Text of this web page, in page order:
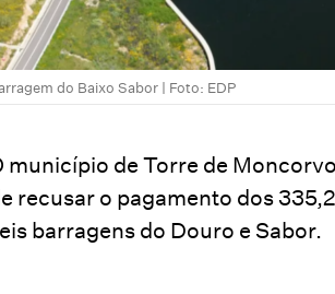
do Baixo Sabor | Foto: EDP
município de Torre de
recusar o pagamento dos
barragens do Douro e Sabor.